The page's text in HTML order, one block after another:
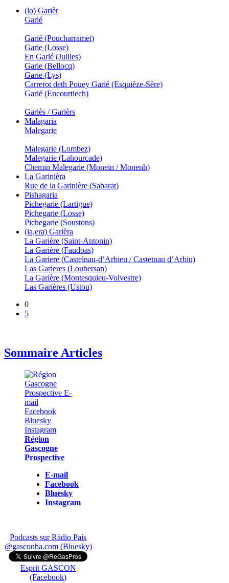
(lo) Garièr
Garié
Garié (Poucharramet)
Garie (Losse)
En Garié (Juilles)
Garie (Bellocq)
Garie (Lys)
Carrerot deth Pouey Garié (Esquièze-Sère)
Garié (Encourtiech)
Gariès / Garièrs
Malagaria
Malegarie
Malegarie (Lombez)
Malegarie (Lahourcade)
Chemin Malegarie (Monein / Monenh)
La Garinièra
Rue de la Garinière (Sabarat)
Pishagaria
Pichegarie (Lartigue)
Pichegarie (Losse)
Pichegarie (Soustons)
(la,era) Garièra
La Garière (Saint-Antonin)
La Garière (Faudoas)
La Gariere (Castelnau-d’Arbieu / Castetnau d’Arbiu)
Las Garieres (Loubersan)
La Garière (Montesquieu-Volvestre)
Las Garières (Ustou)
0
5
Sommaire Articles
Région
Gascogne
Prospective
E-mail
Facebook
Bluesky
Instagram
Podcasts sur Ràdio País
@gasconha.com (Bluesky)
Esprit GASCON
(Facebook)